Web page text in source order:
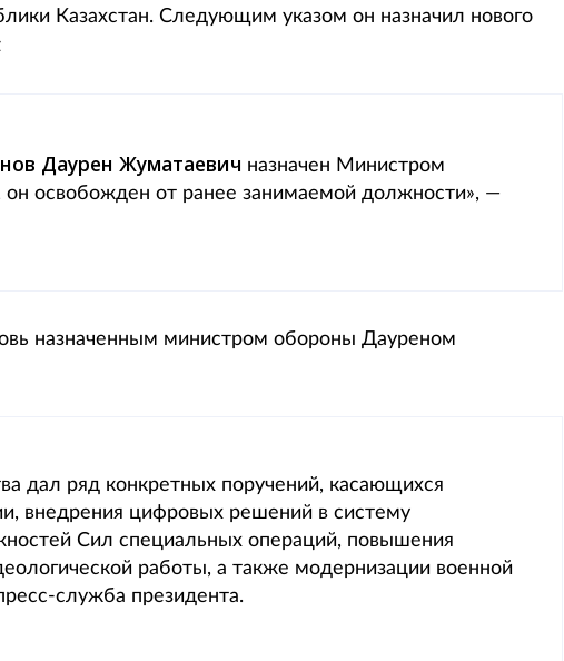
Казахстан. Следующим указом он назначил нового
Даурен Жуматаевич назначен Министром
он освобожден от ранее занимаемой должности», —
назначенным министром обороны Дауреном
дал ряд конкретных поручений, касающихся
внедрения цифровых решений в систему
Сил специальных операций, повышения
работы, а также модернизации военной
служба президента.